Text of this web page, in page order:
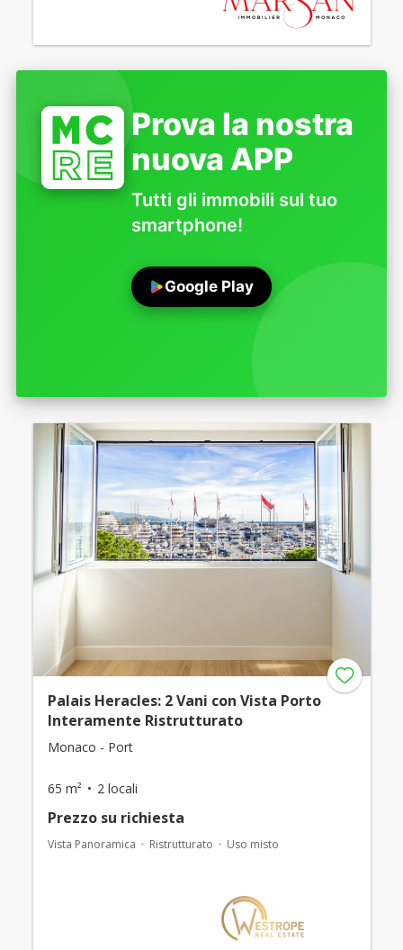
Prova la nostra
nuova APP
Tutti gli immobili sul tuo
smartphone!
Google Play
Palais Heracles: 2 Vani con Vista Porto
Interamente Ristrutturato
Monaco - Port
65 m² 2 locali
Prezzo su richiesta
Vista Panoramica Ristrutturato Uso misto